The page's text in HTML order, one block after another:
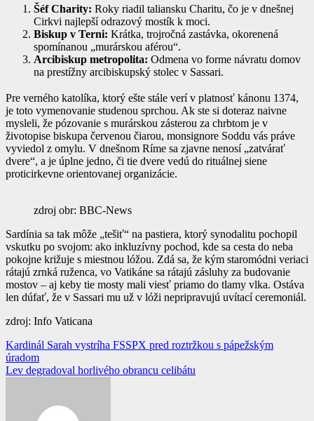
Šéf Charity: Roky riadil taliansku Charitu, čo je v dnešnej
Cirkvi najlepší odrazový mostík k moci.
Biskup v Terni: Krátka, trojročná zastávka, okorenená
spomínanou „murárskou aférou“.
Arcibiskup metropolita: Odmena vo forme návratu domov
na prestížny arcibiskupský stolec v Sassari.
Pre verného katolíka, ktorý ešte stále verí v platnosť kánonu 1374,
je toto vymenovanie studenou sprchou. Ak ste si doteraz naivne
mysleli, že pózovanie s murárskou zásterou za chrbtom je v
životopise biskupa červenou čiarou, monsignore Soddu vás práve
vyviedol z omylu. V dnešnom Ríme sa zjavne nenosí „zatvárať
dvere“, a je úplne jedno, či tie dvere vedú do rituálnej siene
proticirkevne orientovanej organizácie.
zdroj obr: BBC-News
Sardínia sa tak môže „tešiť“ na pastiera, ktorý synodalitu pochopil
vskutku po svojom: ako inkluzívny pochod, kde sa cesta do neba
pokojne križuje s miestnou lóžou. Zdá sa, že kým staromódni veriaci
rátajú zrnká ruženca, vo Vatikáne sa rátajú zásluhy za budovanie
mostov – aj keby tie mosty mali viesť priamo do tlamy vlka. Ostáva
len dúfať, že v Sassari mu už v lóži nepripravujú uvítací ceremoniál.
zdroj: Info Vaticana
Navigácia
v
Kardinál Sarah vystríha FSSPX pred roztržkou s pápežským
úradom
Lev degradoval horlivého obrancu celibátu